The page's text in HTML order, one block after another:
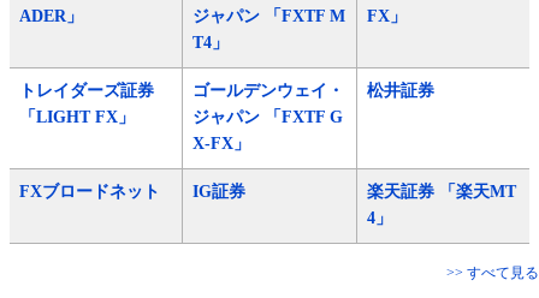
ADER」
ジャパン 「FXTF M
T4」
FX」
トレイダーズ証券
「LIGHT FX」
ゴールデンウェイ・
ジャパン 「FXTF G
X-FX」
松井証券
FXブロードネット IG証券
楽天証券 「楽天MT
4」
>> すべて見る